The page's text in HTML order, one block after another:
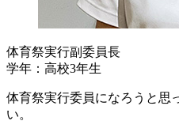
体育祭実行副委員長
学年：高校3年生
体育祭実行委員になろうと思
い。